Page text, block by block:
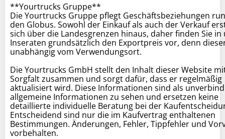
**Yourtrucks Gruppe**
Die Yourtrucks Gruppe pflegt Geschäftsbeziehungen
den Globus. Sowohl der Einkauf als auch der Verkauf
sich über die Landesgrenzen hinaus, daher finden Sie in
Inseraten grundsätzlich den Exportpreis vor, denn
unabhängig vom Verwendungsort.
Die Yourtrucks GmbH stellt den Inhalt dieser Website
Sorgfalt zusammen und sorgt dafür, dass er regelmäßig
aktualisiert wird. Diese Informationen sind als
allgemeine Informationen zu sehen und ersetzen keine
detaillierte individuelle Beratung bei der
Entscheidend sind nur die im Kaufvertrag enthaltenen
Bestimmungen. Änderungen, Fehler, Tippfehler und
vorbehalten.